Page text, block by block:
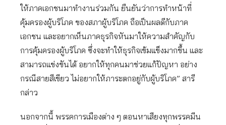
ให้ภาคเอกชนมาทำงานร่วมกัน ยืนยันว่าการทำหน้าที่
คุ้มครองผู้บริโภค ของสภาผู้บริโภค ถือเป็นผลดีกับภาค
เอกชน และอยากเห็นภาคธุรกิจหันมาให้ความสำคัญกับ
การคุ้มครองผู้บริโภค ซึ่งจะทำให้ธุรกิจเข้มแข็งมากขึ้น และ
สามารถแข่งขันได้ อยากให้ทุกคนมาช่วยแก้ปัญหา อย่าง
กรณีสายสีเขียว ไม่อยากให้ภาระตกอยู่กับผู้บริโภค” สารี
กล่าว
นอกจากนี้ พรรคการเมืองต่าง ๆ ตอนหาเสียงทุกพรรคมีน